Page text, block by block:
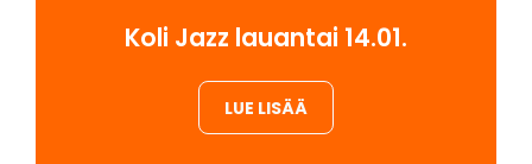
Koli Jazz lauantai 14.01.
LUE LISÄÄ